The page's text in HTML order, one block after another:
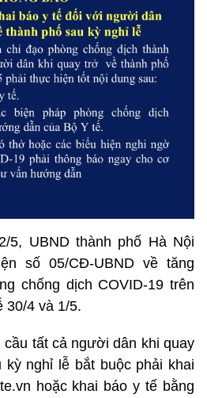
5, UBND thành phố Hà Nội
số 05/CĐ-UBND về tăng
chống dịch COVID-19 trên
30/4 và 1/5.
cầu tất cả người dân khi quay
nghỉ lễ bắt buộc phải khai
hoặc khai báo y tế bằng